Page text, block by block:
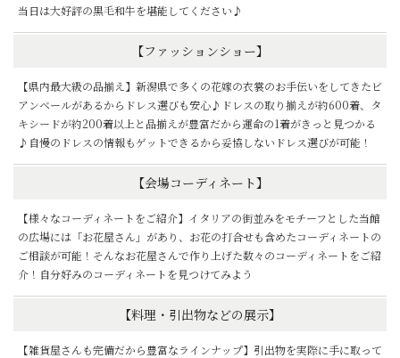
当日は大好評の黒毛和牛を堪能してください♪
【ファッションショー】
【県内最大級の品揃え】新潟県で多くの花嫁の衣裳のお手伝いをしてきたビ
アンベールがあるからドレス選びも安心♪ドレスの取り揃えが約600着、タ
キシードが約200着以上と品揃えが豊富だから運命の1着がきっと見つかる
♪自慢のドレスの情報もゲットできるから妥協しないドレス選びが可能！
【会場コーディネート】
【様々なコーディネートをご紹介】イタリアの街並みをモチーフとした当館
の広場には「お花屋さん」があり、お花の打合せも含めたコーディネートの
ご相談が可能！そんなお花屋さんで作り上げた数々のコーディネートをご紹
介！自分好みのコーディネートを見つけてみよう
【料理・引出物などの展示】
【雑貨屋さんも完備だから豊富なラインナップ】引出物を実際に手に取って